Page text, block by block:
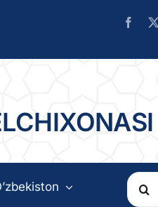
Search
for: